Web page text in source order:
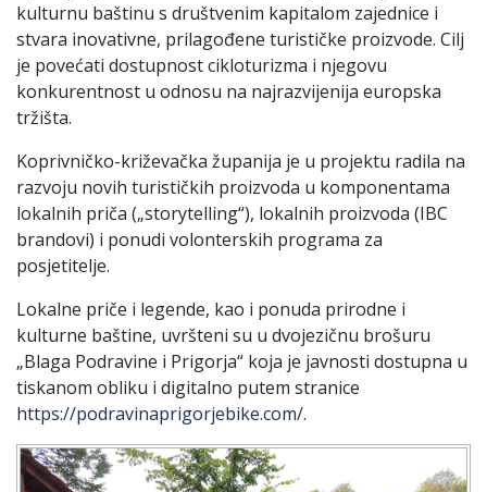
kulturnu baštinu s društvenim kapitalom zajednice i
stvara inovativne, prilagođene turističke proizvode. Cilj
je povećati dostupnost cikloturizma i njegovu
konkurentnost u odnosu na najrazvijenija europska
tržišta.
Koprivničko-križevačka županija je u projektu radila na
razvoju novih turističkih proizvoda u komponentama
lokalnih priča („storytelling“), lokalnih proizvoda (IBC
brandovi) i ponudi volonterskih programa za
posjetitelje.
Lokalne priče i legende, kao i ponuda prirodne i
kulturne baštine, uvršteni su u dvojezičnu brošuru
„Blaga Podravine i Prigorja“ koja je javnosti dostupna u
tiskanom obliku i digitalno putem stranice
https://podravinaprigorjebike.com/.